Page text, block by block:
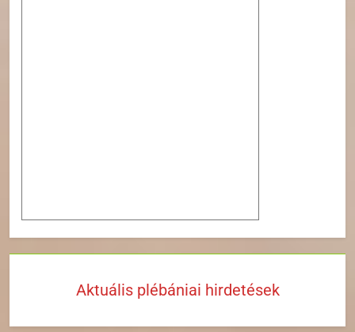
Aktuális plébániai hirdetések